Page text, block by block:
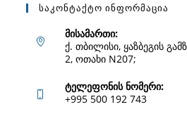
Საკონტაქტო Ინფორმაცია
მისამართი:
ქ. თბილისი, ყაზბეგის
2, ოთახი N207;
ტელეფონის ნომერი:
+995 500 192 743